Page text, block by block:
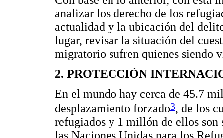
analizar los derecho de los
actualidad y la ubicación del
lugar, revisar la situación del
migratorio sufren quienes siendo
2. PROTECCIÓN
En el mundo hay cerca de 45.7
desplazamiento forzado3, de los
refugiados y 1 millón de ellos
las Naciones Unidas para los